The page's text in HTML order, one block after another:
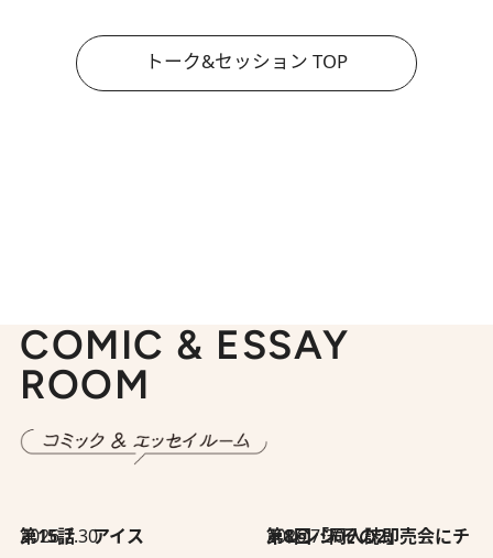
トーク&セッション TOP
COMIC & ESSAY
ROOM
2026.7.30
第15話 アイス 2026.7.30
第8回「同人誌即売会にチャレンジ その2」